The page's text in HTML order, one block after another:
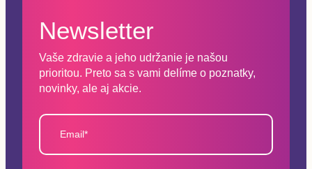
Newsletter
Vaše zdravie a jeho udržanie je našou
prioritou. Preto sa s vami delíme o poznatky,
novinky, ale aj akcie.
Email*